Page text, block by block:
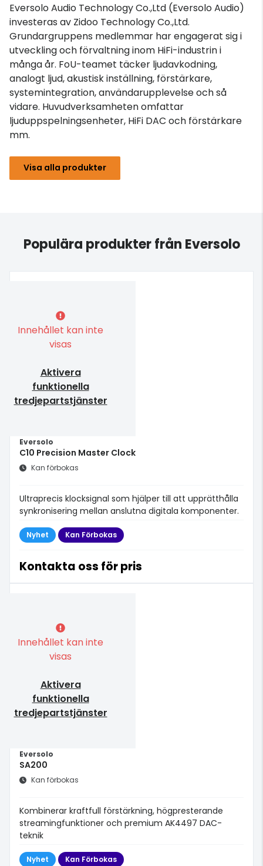
Eversolo Audio Technology Co.,Ltd (Eversolo Audio)
investeras av Zidoo Technology Co.,Ltd.
Grundargruppens medlemmar har engagerat sig i
utveckling och förvaltning inom HiFi-industrin i
många år. FoU-teamet täcker ljudavkodning,
analogt ljud, akustisk inställning, förstärkare,
systemintegration, användarupplevelse och så
vidare. Huvudverksamheten omfattar
ljuduppspelningsenheter, HiFi DAC och förstärkare
mm.
Visa alla produkter
Populära produkter från Eversolo
Innehållet kan inte
visas
Aktivera
funktionella
tredjepartstjänster
Eversolo
C10 Precision Master Clock
Kan förbokas
Ultraprecis klocksignal som hjälper till att upprätthålla
synkronisering mellan anslutna digitala komponenter.
Nyhet Kan Förbokas
Kontakta oss för pris
Innehållet kan inte
visas
Aktivera
funktionella
tredjepartstjänster
Eversolo
SA200
Kan förbokas
Kombinerar kraftfull förstärkning, högpresterande
streamingfunktioner och premium AK4497 DAC-
teknik
Nyhet Kan Förbokas